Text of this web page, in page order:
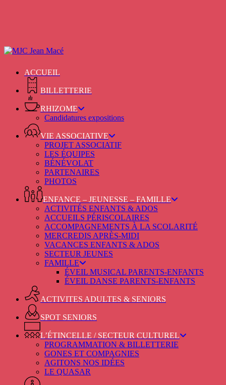
ACCUEIL
BILLETTERIE
RHIZOME
Candidatures expositions
VIE ASSOCIATIVE
PROJET ASSOCIATIF
LES ÉQUIPES
BÉNÉVOLAT
PARTENAIRES
PHOTOS
ENFANCE – JEUNESSE – FAMILLE
ACTIVITÉS ENFANTS & ADOS
ACCUEILS PÉRISCOLAIRES
ACCOMPAGNEMENTS À LA SCOLARITÉ
MERCREDIS APRÈS-MIDI
VACANCES ENFANTS & ADOS
SECTEUR JEUNES
FAMILLE
ÉVEIL MUSICAL PARENTS-ENFANTS
ÉVEIL DANSE PARENTS-ENFANTS
ACTIVITES ADULTES & SENIORS
SPOT SENIORS
L’ÉTINCELLE / SECTEUR CULTUREL
PROGRAMMATION & BILLETTERIE
GONES ET COMPAGNIES
AGITONS NOS IDÉES
LE QUASAR